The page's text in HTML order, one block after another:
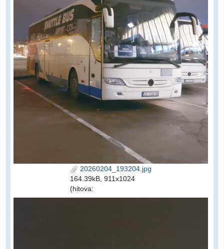
20260204_193204.jpg
164.39kB, 911x1024
(hitova: